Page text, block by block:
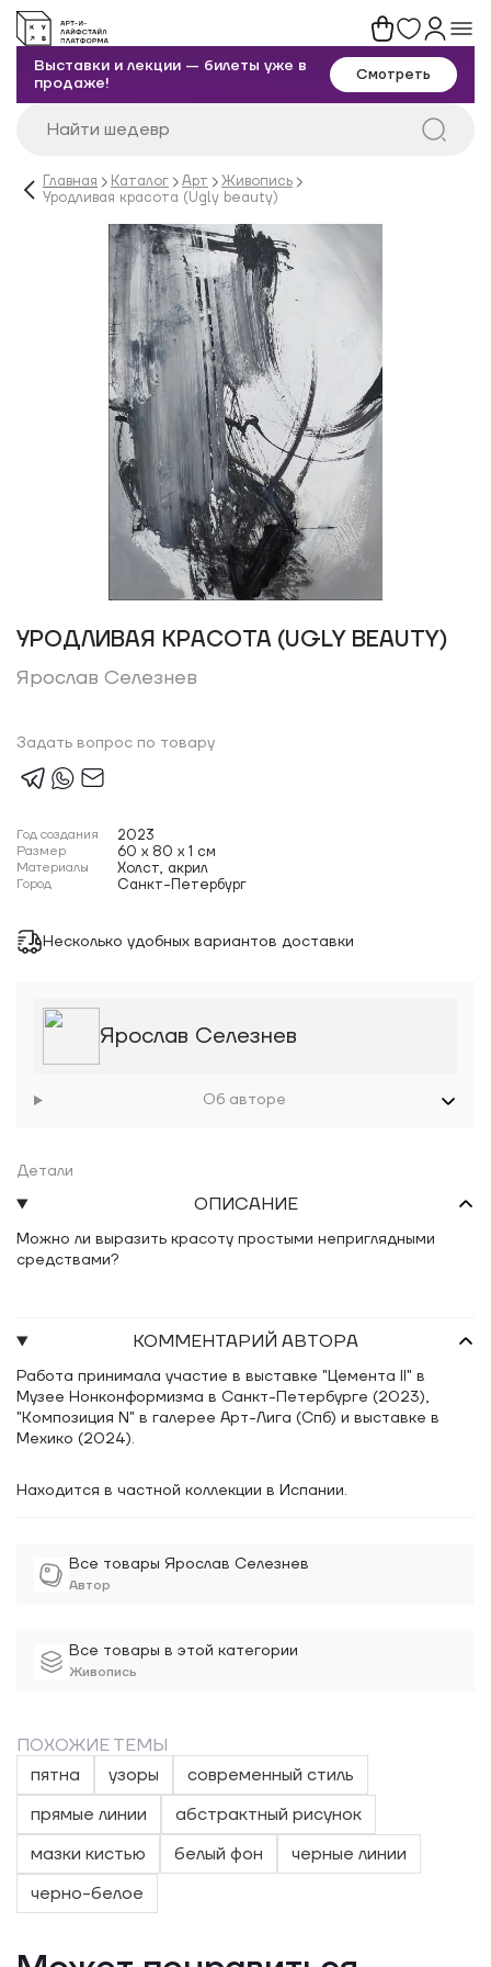
Выставки и лекции — билеты уже в
продаже!
Смотреть
Главная Каталог Арт
Живопись
Уродливая красота (Ugly beauty)
УРОДЛИВАЯ КРАСОТА (UGLY BEAUTY)
Ярослав Селезнев
Задать вопрос по товару
Год создания 2023
Размер 60 x 80 x 1 см
Материалы Холст, акрил
Город Санкт-Петербург
Несколько удобных вариантов доставки
Все товары Ярослав Селезнев
Автор
Все товары в этой категории
Живопись
Ярослав Селезнев
Об авторе
Детали
ОПИСАНИЕ
Можно ли выразить красоту простыми неприглядными
средствами?
КОММЕНТАРИЙ АВТОРА
Работа принимала участие в выставке "Цемента II" в
Музее Нонконформизма в Санкт-Петербурге (2023),
"Композиция N" в галерее Арт-Лига (Спб) и выставке в
Мехико (2024).
Находится в частной коллекции в Испании.
ПОХОЖИЕ ТЕМЫ
пятна
узоры
современный стиль
прямые линии
абстрактный рисунок
мазки кистью
белый фон
черные линии
черно-белое